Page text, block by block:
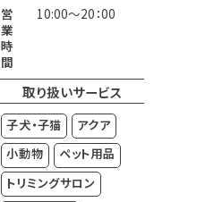
営
業
時
間
10:00～20：00
取り扱いサービス
子犬・子猫
アクア
小動物
ペット用品
トリミングサロン